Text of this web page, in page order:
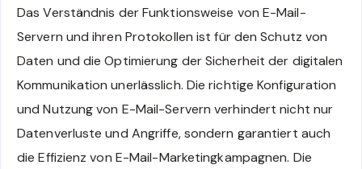
Das Verständnis der Funktionsweise von E-Mail-
Servern und ihren Protokollen ist für den Schutz von
Daten und die Optimierung der Sicherheit der digitalen
Kommunikation unerlässlich. Die richtige Konfiguration
und Nutzung von E-Mail-Servern verhindert nicht nur
Datenverluste und Angriffe, sondern garantiert auch
die Effizienz von E-Mail-Marketingkampagnen. Die